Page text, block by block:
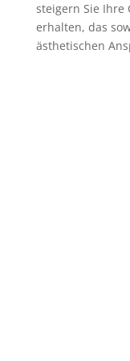
steigern Sie Ihre
erhalten, das
ästhetischen